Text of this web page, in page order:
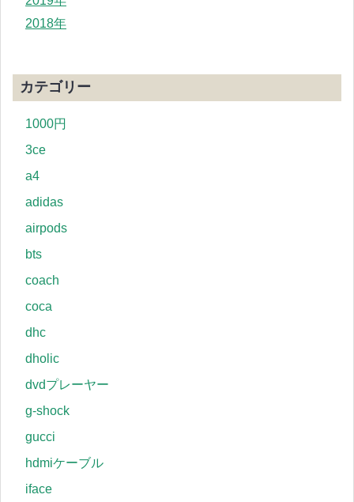
2018年
カテゴリー
1000円
3ce
a4
adidas
airpods
bts
coach
coca
dhc
dholic
dvdプレーヤー
g-shock
gucci
hdmiケーブル
iface